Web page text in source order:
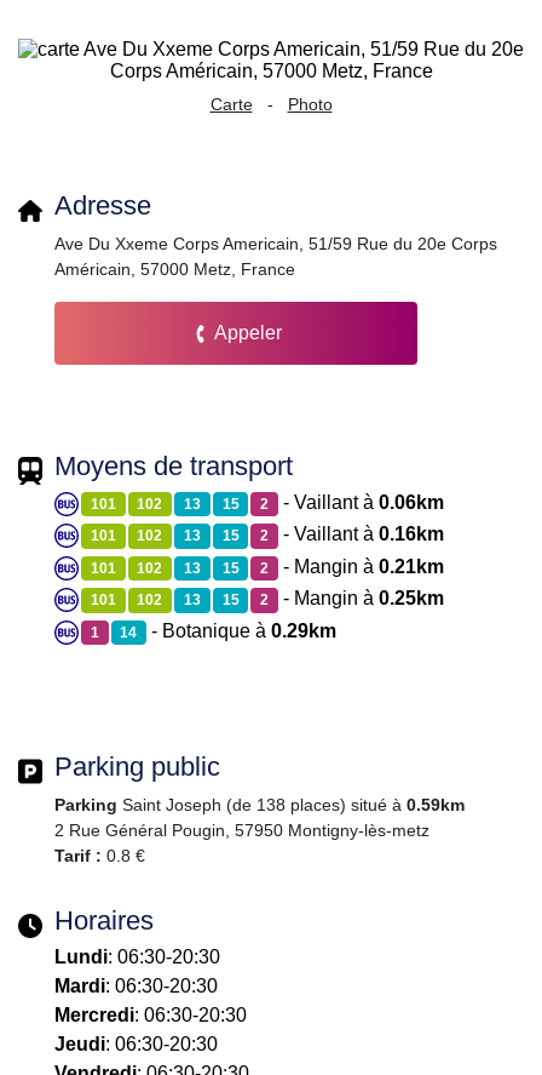
Carte - Photo
Adresse
Ave Du Xxeme Corps Americain, 51/59 Rue du 20e Corps
Américain, 57000 Metz, France
Appeler
Moyens de transport
101 102 13 15 2 - Vaillant à 0.06km
101 102 13 15 2 - Vaillant à 0.16km
101 102 13 15 2 - Mangin à 0.21km
101 102 13 15 2 - Mangin à 0.25km
1 14 - Botanique à0.29km
Parking public
Parking Saint Joseph (de 138 places) situé à 0.59km
2 Rue Général Pougin, 57950 Montigny-lès-metz
Tarif : 0.8 €
Horaires
Lundi: 06:30-20:30
Mardi: 06:30-20:30
Mercredi: 06:30-20:30
Jeudi: 06:30-20:30